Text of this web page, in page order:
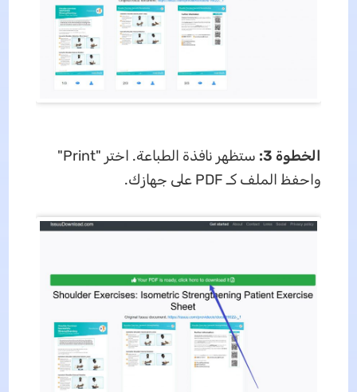
الخطوة 3:
ستظهر نافذة الطباعة. اختر "Print"
واحفظ الملف كـ PDF على جهازك.